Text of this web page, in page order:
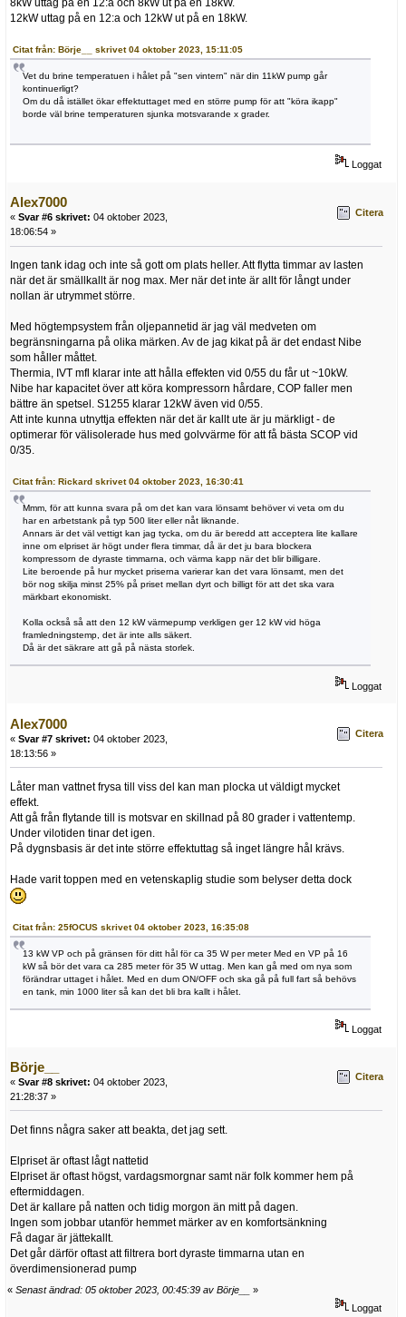
8kW uttag på en 12:a och 8kW ut på en 18kW.
12kW uttag på en 12:a och 12kW ut på en 18kW.
Citat från: Börje__ skrivet 04 oktober 2023, 15:11:05
Vet du brine temperatuen i hålet på "sen vintern" när din 11kW pump går
kontinuerligt?
Om du då istället ökar effektuttaget med en större pump för att "köra ikapp"
borde väl brine temperaturen sjunka motsvarande x grader.
Loggat
Alex7000
« Svar #6 skrivet: 04 oktober 2023,
18:06:54 »
Citera
Ingen tank idag och inte så gott om plats heller. Att flytta timmar av lasten
när det är smällkallt är nog max. Mer när det inte är allt för långt under
nollan är utrymmet större.
Med högtempsystem från oljepannetid är jag väl medveten om
begränsningarna på olika märken. Av de jag kikat på är det endast Nibe
som håller måttet.
Thermia, IVT mfl klarar inte att hålla effekten vid 0/55 du får ut ~10kW.
Nibe har kapacitet över att köra kompressorn hårdare, COP faller men
bättre än spetsel. S1255 klarar 12kW även vid 0/55.
Att inte kunna utnyttja effekten när det är kallt ute är ju märkligt - de
optimerar för välisolerade hus med golvvärme för att få bästa SCOP vid
0/35.
Citat från: Rickard skrivet 04 oktober 2023, 16:30:41
Mmm, för att kunna svara på om det kan vara lönsamt behöver vi veta om du
har en arbetstank på typ 500 liter eller nåt liknande.
Annars är det väl vettigt kan jag tycka, om du är beredd att acceptera lite kallare
inne om elpriset är högt under flera timmar, då är det ju bara blockera
kompressorn de dyraste timmarna, och värma kapp när det blir billigare.
Lite beroende på hur mycket priserna varierar kan det vara lönsamt, men det
bör nog skilja minst 25% på priset mellan dyrt och billigt för att det ska vara
märkbart ekonomiskt.
Kolla också så att den 12 kW värmepump verkligen ger 12 kW vid höga
framledningstemp, det är inte alls säkert.
Då är det säkrare att gå på nästa storlek.
Loggat
Alex7000
« Svar #7 skrivet: 04 oktober 2023,
18:13:56 »
Citera
Låter man vattnet frysa till viss del kan man plocka ut väldigt mycket
effekt.
Att gå från flytande till is motsvar en skillnad på 80 grader i vattentemp.
Under vilotiden tinar det igen.
På dygnsbasis är det inte större effektuttag så inget längre hål krävs.
Hade varit toppen med en vetenskaplig studie som belyser detta dock
Citat från: 25fOCUS skrivet 04 oktober 2023, 16:35:08
13 kW VP och på gränsen för ditt hål för ca 35 W per meter Med en VP på 16
kW så bör det vara ca 285 meter för 35 W uttag. Men kan gå med om nya som
förändrar uttaget i hålet. Med en dum ON/OFF och ska gå på full fart så behövs
en tank, min 1000 liter så kan det bli bra kallt i hålet.
Loggat
Börje__
« Svar #8 skrivet: 04 oktober 2023,
21:28:37 »
Citera
Det finns några saker att beakta, det jag sett.
Elpriset är oftast lågt nattetid
Elpriset är oftast högst, vardagsmorgnar samt när folk kommer hem på
eftermiddagen.
Det är kallare på natten och tidig morgon än mitt på dagen.
Ingen som jobbar utanför hemmet märker av en komfortsänkning
Få dagar är jättekallt.
Det går därför oftast att filtrera bort dyraste timmarna utan en
överdimensionerad pump
« Senast ändrad: 05 oktober 2023, 00:45:39 av Börje__
»
Loggat